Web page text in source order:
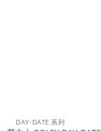
DAY-DATE 系列